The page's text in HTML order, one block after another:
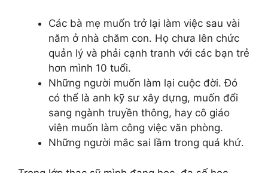
Các bà mẹ muốn trở lại làm việc sau vài
năm ở nhà chăm con. Họ chưa lên chức
quản lý và phải cạnh tranh với các bạn trẻ
hơn mình 10 tuổi.
Những người muốn làm lại cuộc đời. Đó
có thể là anh kỹ sư xây dựng, muốn đổi
sang ngành truyền thông, hay cô giáo
viên muốn làm công việc văn phòng.
Những người mắc sai lầm trong quá khứ.